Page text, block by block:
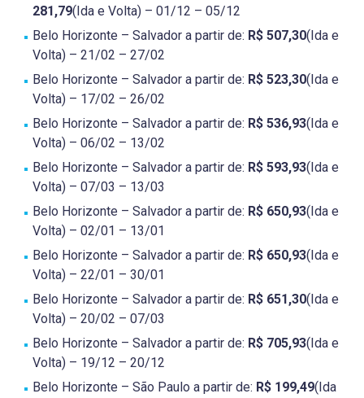
281,79(Ida e Volta) – 01/12 – 05/12
Belo Horizonte – Salvador a partir de: R$ 507,30(Ida e
Volta) – 21/02 – 27/02
Belo Horizonte – Salvador a partir de: R$ 523,30(Ida e
Volta) – 17/02 – 26/02
Belo Horizonte – Salvador a partir de: R$ 536,93(Ida e
Volta) – 06/02 – 13/02
Belo Horizonte – Salvador a partir de: R$ 593,93(Ida e
Volta) – 07/03 – 13/03
Belo Horizonte – Salvador a partir de: R$ 650,93(Ida e
Volta) – 02/01 – 13/01
Belo Horizonte – Salvador a partir de: R$ 650,93(Ida e
Volta) – 22/01 – 30/01
Belo Horizonte – Salvador a partir de: R$ 651,30(Ida e
Volta) – 20/02 – 07/03
Belo Horizonte – Salvador a partir de: R$ 705,93(Ida e
Volta) – 19/12 – 20/12
Belo Horizonte – São Paulo a partir de: R$ 199,49(Ida